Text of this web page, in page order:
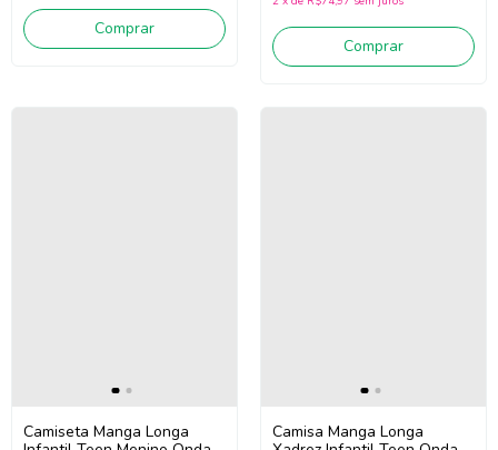
Comprar
Comprar
Camiseta Manga Longa
Camisa Manga Longa